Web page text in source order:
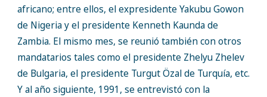
africano; entre ellos, el expresidente Yakubu Gowon
de Nigeria y el presidente Kenneth Kaunda de
Zambia. El mismo mes, se reunió también con otros
mandatarios tales como el presidente Zhelyu Zhelev
de Bulgaria, el presidente Turgut Özal de Turquía, etc.
Y al año siguiente, 1991, se entrevistó con la